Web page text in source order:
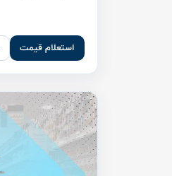
استعلام قیمت